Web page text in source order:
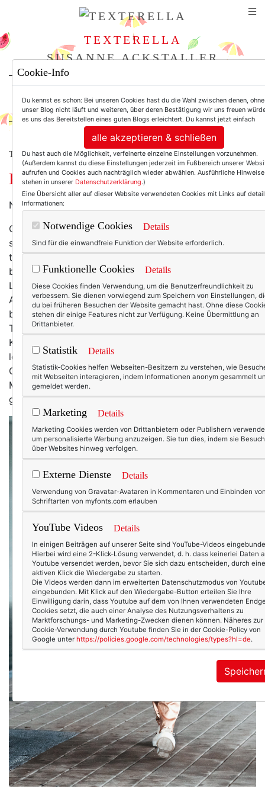
TEXTERELLA
SUSANNE ACKSTALLER
For Women. Not Girls.
TEXTERELLA PERSÖNLICH.
Fünfundfünzig.
Nun bin ich also 55 Jahre alt. Fünfundfünzig.
Obwohl Sätze wie „Alter ist nur eine Zahl.“ und „Man ist
so alt, wie man sich fühlt.“ meiner
tatsächlichen Überzeugung entsprechen … ein
bisschen erschreckt mich die Zahl dann doch. Die
Lebensmitte liegt definitiv hinter mir, dafür steigt die
Anzahl der FreundInnen, die in Rente gehen oder
bereits gegangen sind. Oder sich intensiv mit dem
Thema Vorruhestand auseinandersetzen. Auch die
Krankheiten und Malaisen im Umfeld werden mehr, und
leider auch die Abschiede. Mein nächster runder
Geburtstag ist dann die 60. In dem Alter war meine
Mutter schon zweifache Oma. Davon bin ich
gedanklich noch Lichtjahre entfernt!
Cookie-Info
Du kennst es schon: Bei unseren Cookies hast du die Wahl zwischen denen,
unser Blog nicht läuft und weiteren, über deren Bestätigung wir uns freuen
es uns das Bereitstellen eines guten Blogs erleichtert. Du kannst jetzt einfach
alle akzeptieren & schließen
Du hast auch die Möglichkeit, verfeinerte einzelne Einstellungen vorzunehmen.
(Außerdem kannst du diese Einstellungen jederzeit im Fußbereich unserer
aufrufen und Cookies auch nachträglich wieder abwählen. Ausführliche Hinweise
stehen in unserer Datenschutzerklärung.)
Eine Übersicht aller auf dieser Website verwendeten Cookies mit Links auf
Informationen:
Notwendige Cookies Details
Sind für die einwandfreie Funktion der Website erforderlich.
Funktionelle Cookies Details
Diese Cookies finden Verwendung, um die Benutzerfreundlichkeit zu
verbessern. Sie dienen vorwiegend zum Speichern von Einstellungen,
du bei früheren Besuchen der Website gemacht hast. Ohne diese
stehen dir einige Features nicht zur Verfügung. Keine Übermittlung an
Drittanbieter.
Statistik Details
Statistik-Cookies helfen Webseiten-Besitzern zu verstehen, wie
mit Webseiten interagieren, indem Informationen anonym gesammelt
gemeldet werden.
Marketing Details
Marketing Cookies werden von Drittanbietern oder Publishern
um personalisierte Werbung anzuzeigen. Sie tun dies, indem sie
über Websites hinweg verfolgen.
Externe Dienste Details
Verwendung von Gravatar-Avataren in Kommentaren und Einbinden
Schriftarten von myfonts.com erlauben
YouTube Videos Details
In einigen Beiträgen auf unserer Seite sind YouTube-Videos
Hierbei wird eine 2-Klick-Lösung verwendet, d. h. dass keinerlei Daten
Youtube versendet werden, bevor Sie sich dazu entscheiden, durch
aktiven Klick die Wiedergabe zu starten.
Die Videos werden dann im erweiterten Datenschutzmodus von
eingebunden. Mit Klick auf den Wiedergabe-Button erteilen Sie Ihre
Einwilligung darin, dass Youtube auf dem von Ihnen verwendeten
Cookies setzt, die auch einer Analyse des Nutzungsverhaltens zu
Marktforschungs- und Marketing-Zwecken dienen können. Näheres zur
Cookie-Verwendung durch Youtube finden Sie in der Cookie-Policy von
Google unter https://policies.google.com/technologies/types?hl=de.